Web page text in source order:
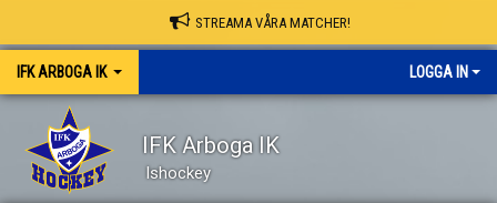
STREAMA VÅRA MATCHER!
IFK ARBOGA IK LOGGA IN
IFK Arboga IK
Ishockey